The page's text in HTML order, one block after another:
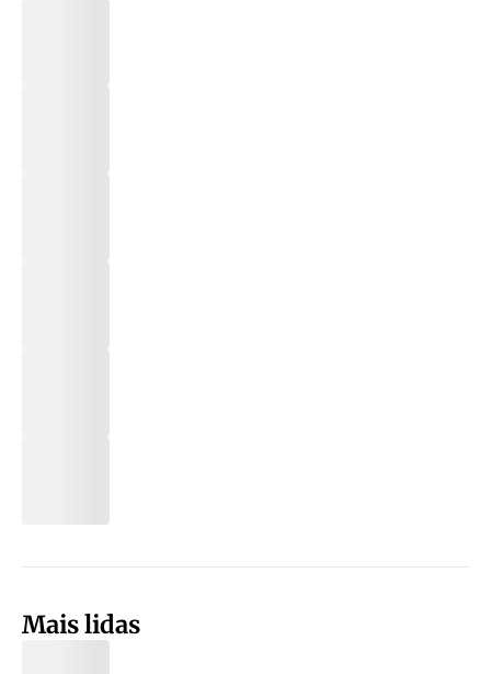
Mais lidas